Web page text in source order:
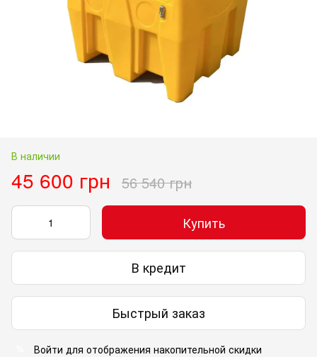
В наличии
45 600 грн 56 540 грн
Купить
В кредит
Быстрый заказ
Войти для отображения накопительной скидки